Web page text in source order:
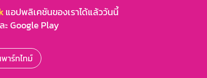
แอปพลิเคชันของเราได้แล้ววันนี้
ะ Google Play
าร์ทไทม์